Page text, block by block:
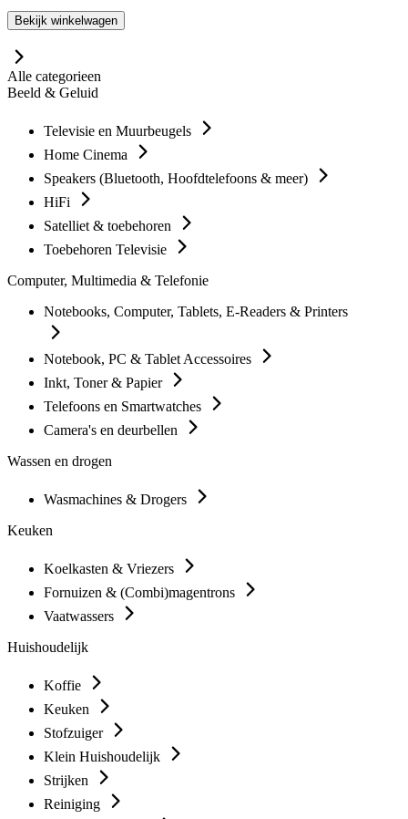
Bekijk winkelwagen
Alle categorieen
Beeld & Geluid
Televisie en Muurbeugels
Home Cinema
Speakers (Bluetooth, Hoofdtelefoons & meer)
HiFi
Satelliet & toebehoren
Toebehoren Televisie
Computer, Multimedia & Telefonie
Notebooks, Computer, Tablets, E-Readers & Printers
Notebook, PC & Tablet Accessoires
Inkt, Toner & Papier
Telefoons en Smartwatches
Camera's en deurbellen
Wassen en drogen
Wasmachines & Drogers
Keuken
Koelkasten & Vriezers
Fornuizen & (Combi)magentrons
Vaatwassers
Huishoudelijk
Koffie
Keuken
Stofzuiger
Klein Huishoudelijk
Strijken
Reiniging